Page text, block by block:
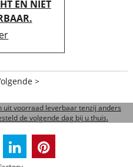
EN NIET
>
uit voorraad leverbaar tenzij anders
de volgende dag bij u thuis.